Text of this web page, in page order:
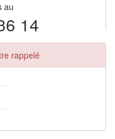
au
14
rappelé